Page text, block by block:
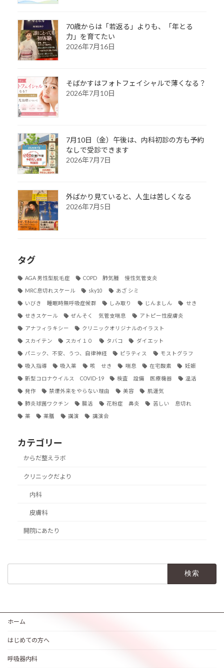
70歳からは「若返る」よりも、「年とる
力」を育てたい
2026年7月16日
そばかすはフォトフェイシャルで薄くなる？
2026年7月10日
7月10日（金）午後は、内科初診の方も予約
なしで受診できます
2026年7月7日
外ばかり見ていると、人生は苦しくなる
2026年7月5日
タグ
AGA 男性型脱毛症 COPD 肺気腫 慢性気管支炎
MRC息切れスケール sky10 あざ シミ
いびき 睡眠時無呼吸症候群 しみ取り じんましん せき
せきスケール ぜんそく 気管支喘息 アトピー性皮膚炎
アナフィラキシー クリニックオリジナルのイラスト
スカイテン スカイ１０ タバコ ダイエット
パニック、不安、うつ、自律神経 ピラティス モストグラフ
吸入指導 吸入薬 咳 せき 喘息 在宅酸素 妊娠
新型コロナウイルス COVID-19 検査 設備 医療機器 温活
発作 禁煙外来をやらない理由 美容 肌運気
肺炎球菌ワクチン 腸活 花粉症 鼻炎 苦しい 息切れ
薬 薬膳 講演 講演会
カテゴリー
からだ整えラボ
クリニックだより
内科
皮膚科
開院にあたり
ホーム
はじめての方へ
呼吸器内科